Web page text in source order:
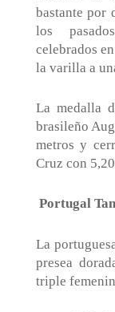
bastante por
los
celebrados
la varilla a
La medalla
brasileño
metros y
Cruz con
Portugal
La
presea
triple